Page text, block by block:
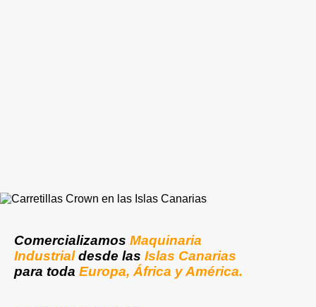
Comercializamos Maquinaria
Industrialdesde las Islas Canarias
para toda Europa, África y América.